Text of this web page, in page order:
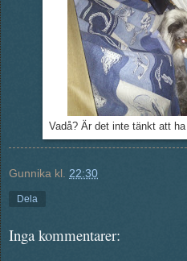
Vadå? Är det inte tänkt att
Gunnika kl. 22:30
Dela
Inga kommentarer: